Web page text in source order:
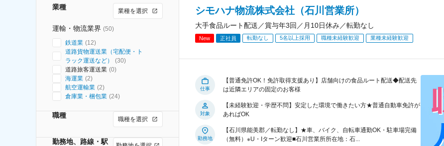
業種 業種を選択
運輸・物流業界 (50)
鉄道業 (12)
道路貨物運送業（宅配便・ト
ラック運送など）
(30)
道路旅客運送業 (0)
海運業 (2)
航空運輸業 (2)
倉庫業・梱包業 (24)
職種 職種を選択
勤務地、路線・駅
シモハナ物流株式会社（石川営業所）
大手食品ルート配送／賞与年3回／月10日休み／転勤なし
New 正社員 転勤なし 5名以上採用 職種未経験歓迎 業種未経験歓迎
仕事
【普通免許OK！免許取得支援あり】店舗向けの食品ルート配送◆配送先
は近隣エリアの固定のお客様
対象
【未経験歓迎・学歴不問】安定した環境で働きたい方★普通自動車免許が
あればOK
勤務地
【石川県能美郡／転勤なし】★車、バイク、自転車通勤OK・駐車場完備
（無料）※U・Iターン歓迎■石川営業所所在地：石...